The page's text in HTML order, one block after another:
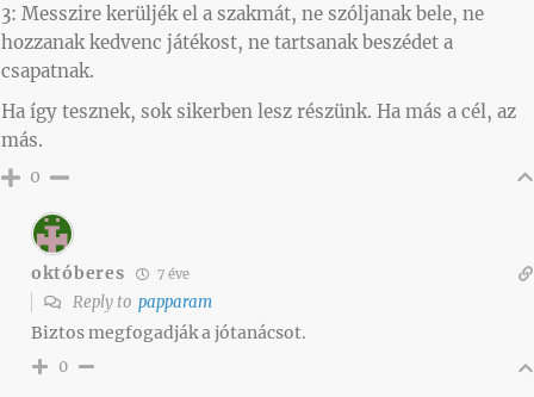
3: Messzire kerüljék el a szakmát, ne szóljanak bele, ne
hozzanak kedvenc játékost, ne tartsanak beszédet a
csapatnak.
Ha így tesznek, sok sikerben lesz részünk. Ha más a cél, az
más.
0
októberes 7 éve
Reply to papparam
Biztos megfogadják a jótanácsot.
0